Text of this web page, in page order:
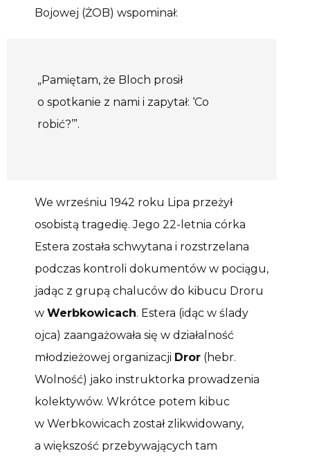
Bojowej (ŻOB) wspominał:
„Pamiętam, że Bloch prosił
o spotkanie z nami i zapytał: ‘Co
robić?’”.
We wrześniu 1942 roku Lipa przeżył
osobistą tragedię. Jego 22-letnia córka
Estera została schwytana i rozstrzelana
podczas kontroli dokumentów w pociągu,
jadąc z grupą chaluców do kibucu Droru
w Werbkowicach. Estera (idąc w ślady
ojca) zaangażowała się w działalność
młodzieżowej organizacji Dror (hebr.
Wolność) jako instruktorka prowadzenia
kolektywów. Wkrótce potem kibuc
w Werbkowicach został zlikwidowany,
a większość przebywających tam